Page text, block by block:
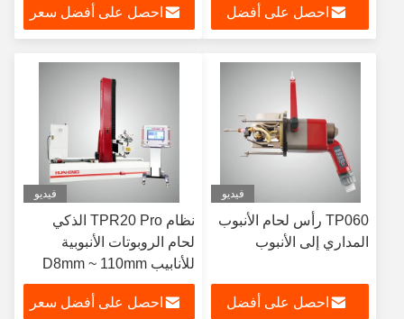
احصل على أفضل احصل على أفضل سعر
فيديو
TP060 رأس لحام الأنبوب
المداري إلى الأنبوب
احصل على أفضل
فيديو
نظام TPR20 Pro الذكي
لحام الروبوتات الأنبوبية
للأنابيب D8mm ~ 110mm
احصل على أفضل سعر